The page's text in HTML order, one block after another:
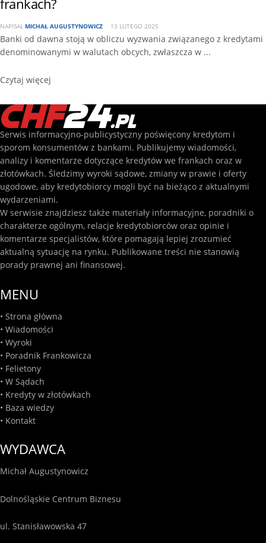
frankach?
NAPISAŁ MICHAŁ AUGUSTYNOWICZ 13 LUTEGO 2025
Banki od dawna stoją w obliczu wyzwania związanego z kredytami
denominowanymi w walutach obcych, zwłaszcza w ...
Czytaj więcej
Serwis informacyjno-publicystyczny poświęcony kredytom i
sporom konsumentów z bankami. Publikujemy wiadomości,
analizy i komentarze dotyczące kredytów we frankach oraz w
złotówkach. Śledzimy wyroki sądowe, zmiany w prawie i oferty
ugodowe, aby kredytobiorcy mogli być na bieżąco z aktualnymi
wydarzeniami.
W serwisie znajdziesz także materiały informacyjne, poradniki o
charakterze ogólnym, relacje kredytobiorców oraz opinie i
komentarze specjalistów, które pomagają lepiej zrozumieć
aktualną sytuację na rynku. Publikowane treści nie stanowią
porady prawnej ani finansowej.
MENU
• Strona główna
• Wiadomości
• Wyroki
• Poradnik Frankowicza
• Felietony
• W Sądach
• Kredyty w złotówkach
• Baza wiedzy
• Kontakt
WYDAWCA
Michał Augustynowicz
Dolnośląskie Centrum Biznesu
ul. Stanisławowska 47